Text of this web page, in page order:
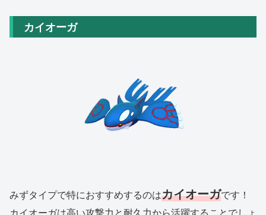
カイオーガ
みずタイプで特におすすめするのはカイオーガです！